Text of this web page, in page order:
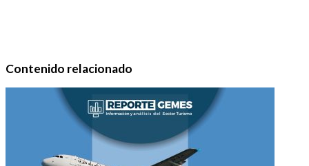
Contenido relacionado